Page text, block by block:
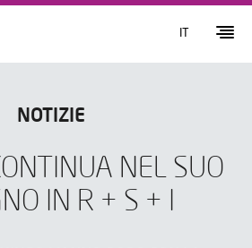
NOTIZIE
NEL SUO
IN R + S + I